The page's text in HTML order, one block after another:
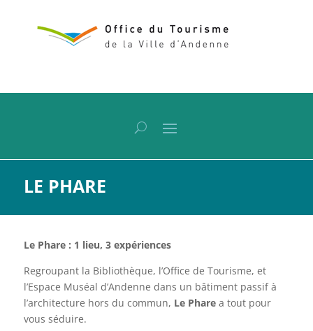
LE PHARE
Le Phare : 1 lieu, 3 expériences
Regroupant la Bibliothèque, l’Office de Tourisme, et
l’Espace Muséal d’Andenne dans un bâtiment passif à
l’architecture hors du commun, Le Pharea tout pour
vous séduire.